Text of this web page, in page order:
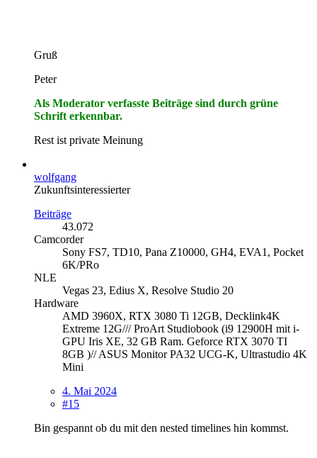
Gruß
Peter
Als Moderator verfasste Beiträge sind durch grüne
Schrift erkennbar.
Rest ist private Meinung
wolfgang
Zukunftsinteressierter
Beiträge
43.072
Camcorder
Sony FS7, TD10, Pana Z10000, GH4, EVA1, Pocket
6K/PRo
NLE
Vegas 23, Edius X, Resolve Studio 20
Hardware
AMD 3960X, RTX 3080 Ti 12GB, Decklink4K
Extreme 12G/// ProArt Studiobook (i9 12900H mit i-
GPU Iris XE, 32 GB Ram. Geforce RTX 3070 TI
8GB )// ASUS Monitor PA32 UCG-K, Ultrastudio 4K
Mini
4. Mai 2024
#15
Bin gespannt ob du mit den nested timelines hin kommst.